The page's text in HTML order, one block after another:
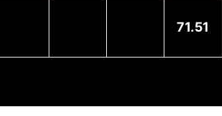
71.51